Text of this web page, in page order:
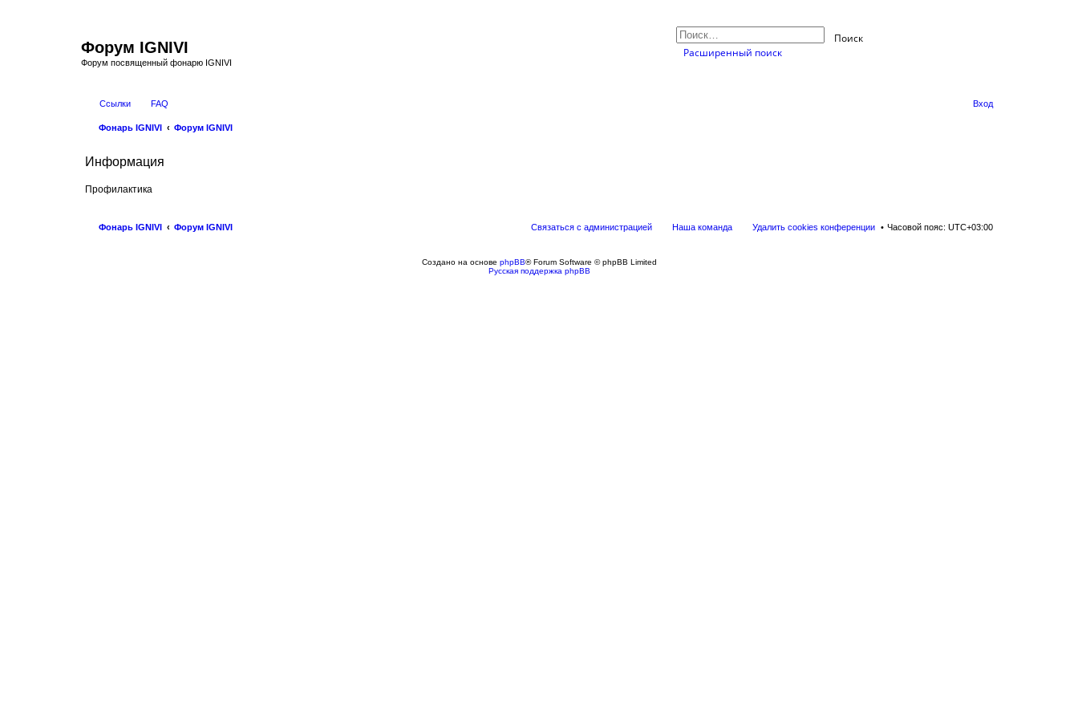
Форум IGNIVI
Форум посвященный фонарю IGNIVI
Поиск
Расширенный поиск
Ссылки FAQ Вход
Фонарь IGNIVI Форум IGNIVI
Информация
Профилактика
Фонарь IGNIVI Форум IGNIVI Часовой пояс: UTC+03:00
Удалить cookies конференции
Наша команда
Связаться с администрацией
Создано на основе phpBB® Forum Software © phpBB Limited
Русская поддержка phpBB